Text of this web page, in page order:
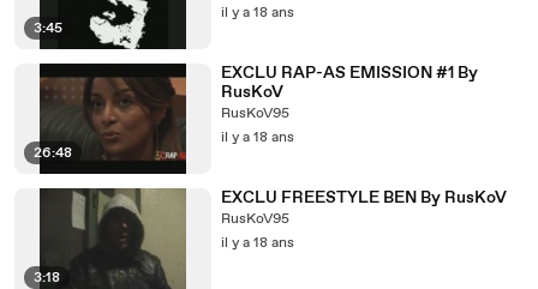
3:45
il y a 18 ans
26:48
EXCLU RAP-AS EMISSION #1 By
RusKoV
RusKoV95
il y a 18 ans
3:18
EXCLU FREESTYLE BEN By RusKoV
RusKoV95
il y a 18 ans